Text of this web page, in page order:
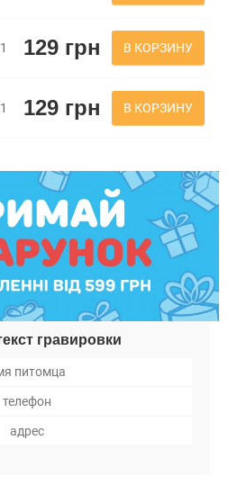
129 грн В КОРЗИНУ
129 грн В КОРЗИНУ
гравировки